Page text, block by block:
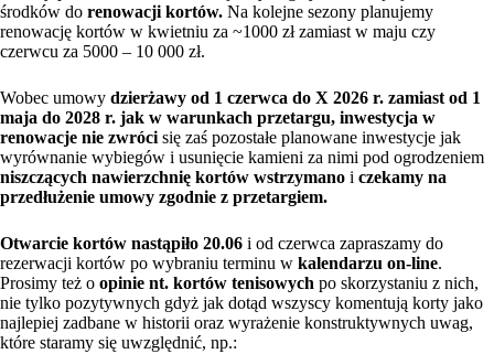
środków do renowacji kortów. Na kolejne sezony planujemy
renowację kortów w kwietniu za ~1000 zł zamiast w maju czy
czerwcu za 5000 – 10 000 zł.
Wobec umowy dzierżawy od 1 czerwca do X 2026 r. zamiast od 1
maja do 2028 r. jak w warunkach przetargu, inwestycja w
renowacje nie zwróci się zaś pozostałe planowane inwestycje jak
wyrównanie wybiegów i usunięcie kamieni za nimi pod ogrodzeniem
niszczących nawierzchnię kortów wstrzymano i czekamy na
przedłużenie umowy zgodnie z przetargiem.
Otwarcie kortów nastąpiło 20.06 i od czerwca zapraszamy do
rezerwacji kortów po wybraniu terminu w kalendarzu on-line.
Prosimy też o opinie nt. kortów tenisowych po skorzystaniu z nich,
nie tylko pozytywnych gdyż jak dotąd wszyscy komentują korty jako
najlepiej zadbane w historii oraz wyrażenie konstruktywnych uwag,
które staramy się uwzględnić, np.: